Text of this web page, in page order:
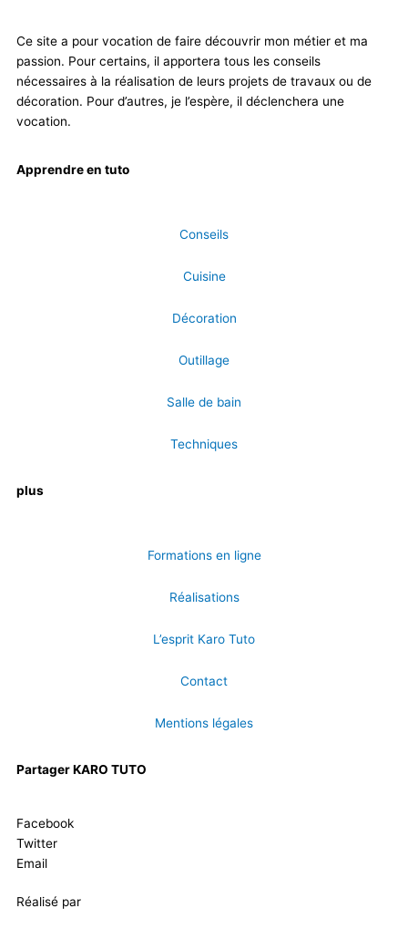
Ce site a pour vocation de faire découvrir mon métier et ma
passion. Pour certains, il apportera tous les conseils
nécessaires à la réalisation de leurs projets de travaux ou de
décoration. Pour d’autres, je l’espère, il déclenchera une
vocation.
Apprendre en tuto
Conseils
Cuisine
Décoration
Outillage
Salle de bain
Techniques
plus
Formations en ligne
Réalisations
L’esprit Karo Tuto
Contact
Mentions légales
Partager KARO TUTO
Facebook
Twitter
Email
Réalisé par